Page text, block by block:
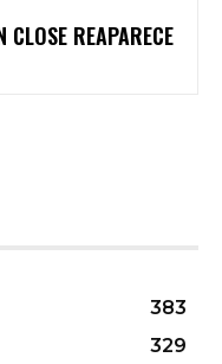
CLOSE REAPARECE
383
329